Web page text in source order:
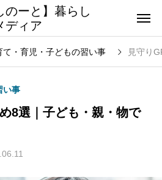
のーと】暮らし
ディア
て・育児・子どもの習い事 見守り
い事
8選｜子ども・親・物で